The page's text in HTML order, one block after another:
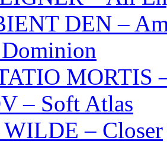
DEN –
MORTIS
– Soft Atlas
– Closer